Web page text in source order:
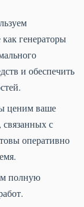
генераторы
и обеспечить
ценим ваше
с
оперативно
полную